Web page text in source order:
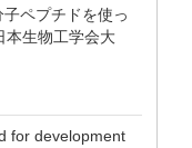
ペプチドを使っ
本生物工学会大
for development